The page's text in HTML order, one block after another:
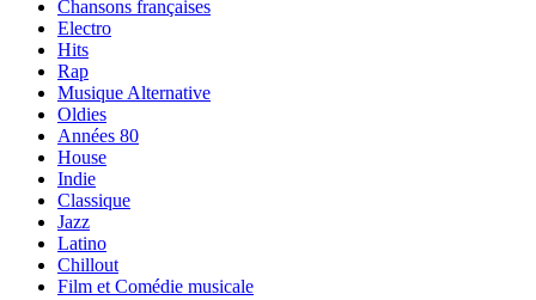
Chansons françaises
Electro
Hits
Rap
Musique Alternative
Oldies
Années 80
House
Indie
Classique
Jazz
Latino
Chillout
Film et Comédie musicale